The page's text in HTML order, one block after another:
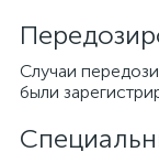
Случаи
были